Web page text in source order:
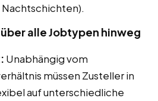
alle Jobtypen hinweg
Unabhängig vom
müssen Zusteller in
auf unterschiedliche